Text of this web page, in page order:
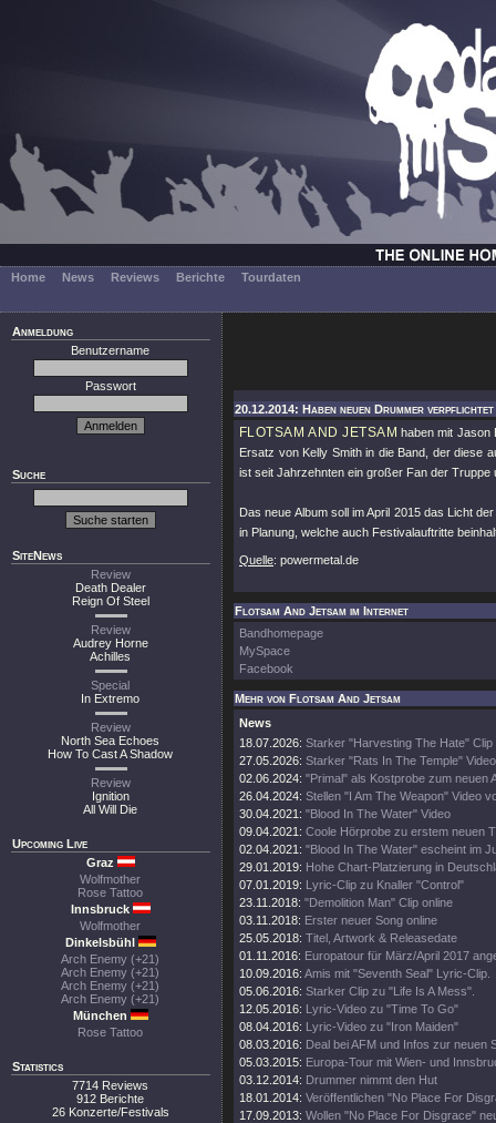
Home News Reviews Berichte Tourdaten
Anmeldung
Benutzername
Passwort
Suche
SiteNews
Review
Death Dealer
Reign Of Steel
Review
Audrey Horne
Achilles
Special
In Extremo
Review
North Sea Echoes
How To Cast A Shadow
Review
Ignition
All Will Die
Upcoming Live
Graz
Wolfmother
Rose Tattoo
Innsbruck
Wolfmother
Dinkelsbühl
Arch Enemy (+21)
Arch Enemy (+21)
Arch Enemy (+21)
Arch Enemy (+21)
München
Rose Tattoo
Statistics
7714 Reviews
912 Berichte
26 Konzerte/Festivals
20.12.2014: Haben neuen Drummer
FLOTSAM AND JETSAM haben mit Jason
Ersatz von Kelly Smith in die Band, der diese
ist seit Jahrzehnten ein großer Fan der Truppe
Das neue Album soll im April 2015 das Licht
in Planung, welche auch Festivalauftritte
Quelle: powermetal.de
Flotsam And Jetsam im Internet
Bandhomepage
MySpace
Facebook
Mehr von Flotsam And Jetsam
News
18.07.2026: Starker "Harvesting The Hate" Clip
27.05.2026: Starker "Rats In The Temple"
02.06.2024: "Primal" als Kostprobe zum neuen
26.04.2024: Stellen "I Am The Weapon" Video
30.04.2021: "Blood In The Water" Video
09.04.2021: Coole Hörprobe zu erstem neuen
02.04.2021: "Blood In The Water" escheint im
29.01.2019: Hohe Chart-Platzierung in
07.01.2019: Lyric-Clip zu Knaller "Control"
23.11.2018: "Demolition Man" Clip online
03.11.2018: Erster neuer Song online
25.05.2018: Titel, Artwork & Releasedate
01.11.2016: Europatour für März/April 2017
10.09.2016: Amis mit "Seventh Seal" Lyric-Clip.
05.06.2016: Starker Clip zu "Life Is A Mess".
12.05.2016: Lyric-Video zu "Time To Go"
08.04.2016: Lyric-Video zu "Iron Maiden"
08.03.2016: Deal bei AFM und Infos zur neuen
05.03.2015: Europa-Tour mit Wien- und
03.12.2014: Drummer nimmt den Hut
18.01.2014: Veröffentlichen "No Place For
17.09.2013: Wollen "No Place For Disgrace"